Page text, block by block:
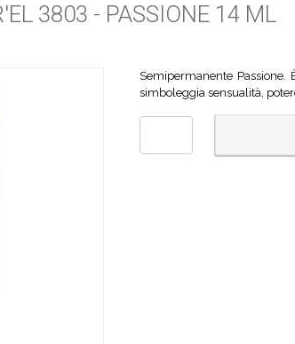
3803 - PASSIONE 14 ML
Semipermanente
simboleggia sensualità,